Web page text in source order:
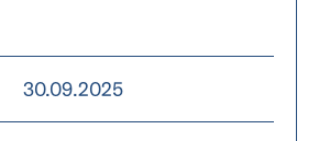
30.09.2025